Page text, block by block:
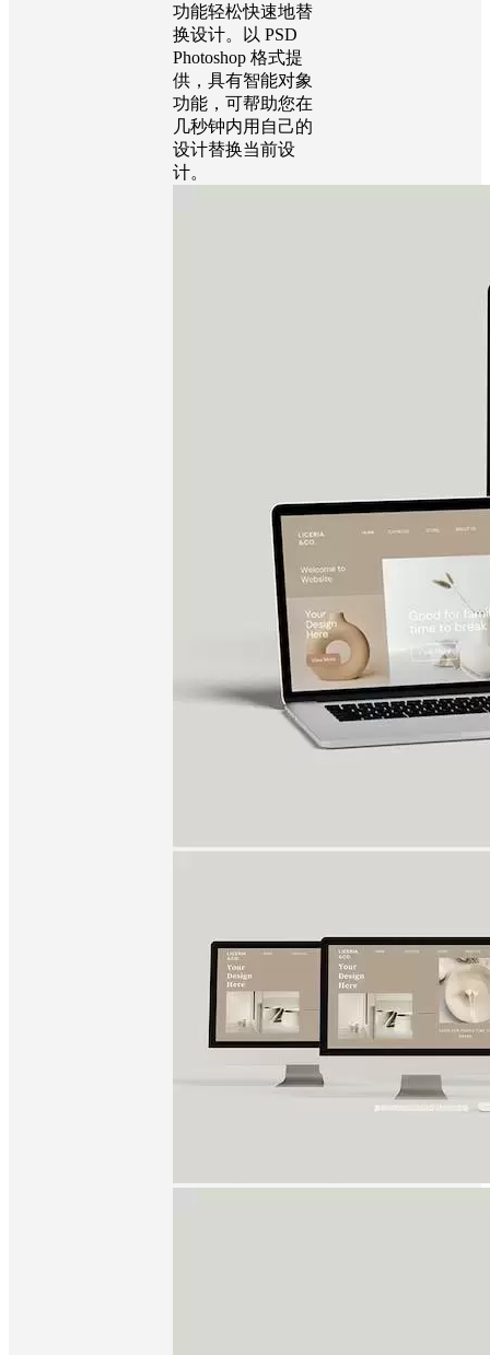
功能轻松快速地替
换设计。以 PSD
Photoshop 格式提
供，具有智能对象
功能，可帮助您在
几秒钟内用自己的
设计替换当前设
计。